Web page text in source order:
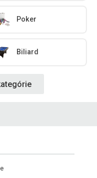
Poker
Biliard